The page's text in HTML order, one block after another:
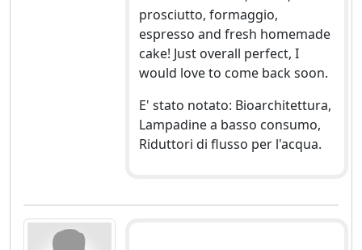
prosciutto, formaggio,
espresso and fresh homemade
cake! Just overall perfect, I
would love to come back soon.
E' stato notato: Bioarchitettura,
Lampadine a basso consumo,
Riduttori di flusso per l'acqua.